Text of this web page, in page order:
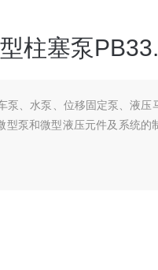
柱塞泵
泵、水泵、位移固定泵、液压
泵和微型液压元件及系统的